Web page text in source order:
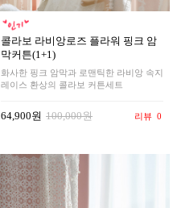
콜라보 라비앙로즈 플라워 핑크 암
막커튼(1+1)
화사한 핑크 암막과 로맨틱한 라비앙 속지
레이스 환상의 콜라보 커튼세트
64,900원 100,000원 리뷰 0